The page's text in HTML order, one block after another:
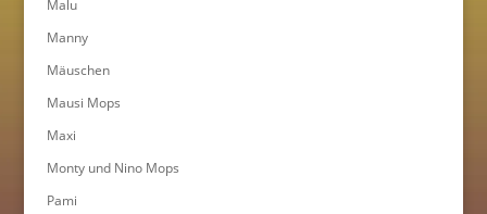
Malu
Manny
Mäuschen
Mausi Mops
Maxi
Monty und Nino Mops
Pami